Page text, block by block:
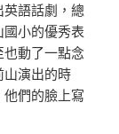
語話劇，總
小的優秀表
動了一點念
山演出的時
們的臉上寫